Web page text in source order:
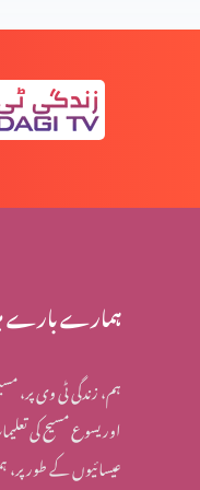
ہمارے بارے
ہم، زندگی ٹی وی پر،
اور یسوع مسیح کی
عیسائیوں کے طور پر،